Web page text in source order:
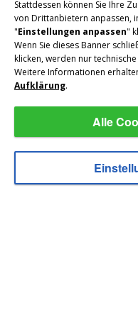
Stattdessen können Sie Ihre
von Drittanbietern anpassen,
"Einstellungen anpassen"
Wenn Sie dieses Banner
klicken, werden nur
Weitere Informationen
Aufklärung.
Alle
Tagtäglich geben wir
zufriedenzustellen.
reichhaltiges
Gebäck und abends
Spezialitäten im
Für Augenblicke der
Kaminzimmerund
beheizter
vor dem Hotel